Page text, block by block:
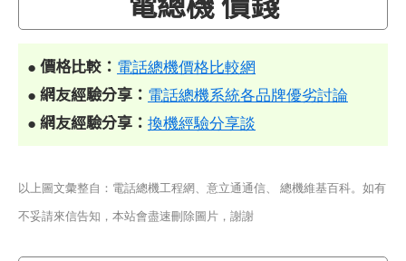
● 價格比較： 電話總機價格比較網
● 網友經驗分享： 電話總機系統各品牌優劣討論
● 網友經驗分享： 換機經驗分享談
以上圖文彙整自：電話總機工程網、意立通通信、 總機維基百科。如有
不妥請來信告知，本站會盡速刪除圖片，謝謝